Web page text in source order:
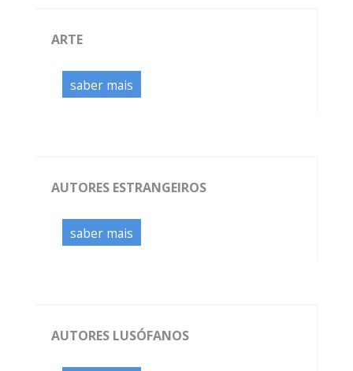
ARTE
saber mais
AUTORES ESTRANGEIROS
saber mais
AUTORES LUSÓFANOS